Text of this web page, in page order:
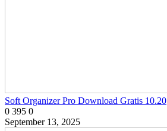
Soft Organizer Pro Download Gratis 10.20
0 395 0
September 13, 2025